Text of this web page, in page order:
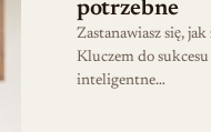
potrzebne
Zastanawiasz się,
Kluczem do
inteligentne…